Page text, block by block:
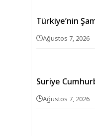
Türkiye’nin
Ağustos 7, 2026
Suriye
Ağustos 7, 2026